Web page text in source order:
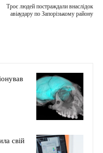
Троє людей постраждали внаслідок
авіаудару по Запорізькому району
свій